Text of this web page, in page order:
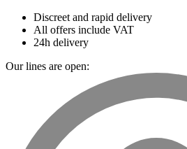
Discreet and rapid delivery
All offers include VAT
24h delivery
Our lines are open: